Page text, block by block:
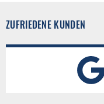
ZUFRIEDENE KUNDEN